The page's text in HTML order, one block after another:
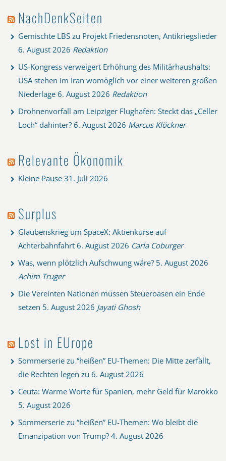
NachDenkSeiten
Gemischte LBS zu Projekt Friedensnoten, Antikriegslieder
6. August 2026 Redaktion
US-Kongress verweigert Erhöhung des Militärhaushalts:
USA stehen im Iran womöglich vor einer weiteren großen
Niederlage 6. August 2026 Redaktion
Drohnenvorfall am Leipziger Flughafen: Steckt das „Celler
Loch“ dahinter? 6. August 2026 Marcus Klöckner
Relevante Ökonomik
Kleine Pause 31. Juli 2026
Surplus
Glaubenskrieg um SpaceX: Aktienkurse auf
Achterbahnfahrt 6. August 2026 Carla Coburger
Was, wenn plötzlich Aufschwung wäre? 5. August 2026
Achim Truger
Die Vereinten Nationen müssen Steueroasen ein Ende
setzen 5. August 2026 Jayati Ghosh
Lost in EUrope
Sommerserie zu “heißen” EU-Themen: Die Mitte zerfällt,
die Rechten legen zu 6. August 2026
Ceuta: Warme Worte für Spanien, mehr Geld für Marokko
5. August 2026
Sommerserie zu “heißen” EU-Themen: Wo bleibt die
Emanzipation von Trump? 4. August 2026